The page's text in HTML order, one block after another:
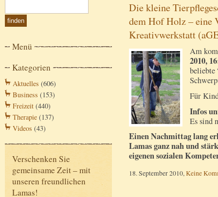
Menü
Kategorien
Aktuelles (606)
Business (153)
Freizeit (440)
Therapie (137)
Videos (43)
Verschenken Sie
gemeinsame Zeit – mit
unseren freundlichen
Lamas!
Die kleine
dem Hof Holz – eine
Kreativwerkstatt
Am
2010,
beliebte
Für
Infos
Es sind
Einen Nachmittag lang
Lamas ganz nah und
eigenen sozialen
18. September 2010, Keine